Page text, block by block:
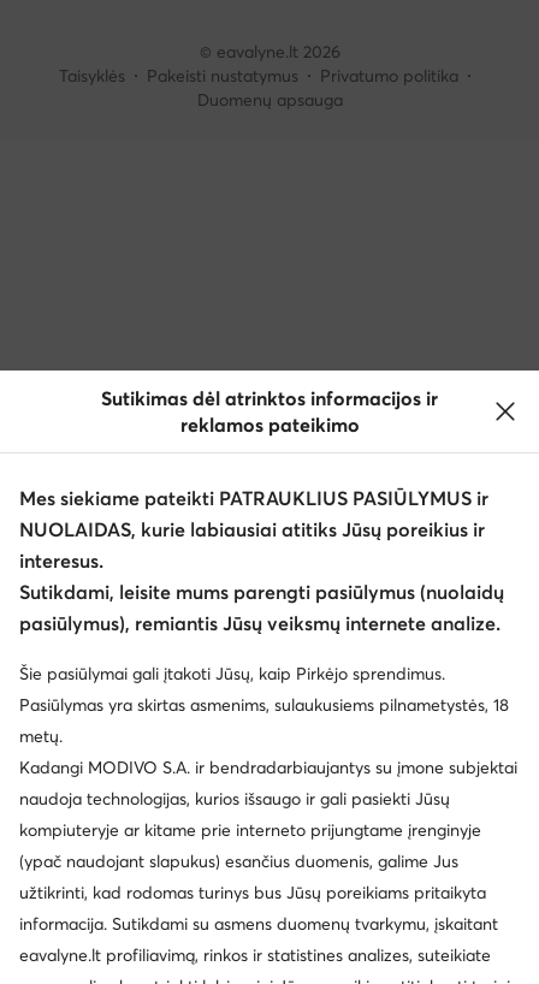
© eavalyne.lt 2026
Taisyklės
Pakeisti nustatymus
Privatumo politika
Duomenų apsauga
Sutikimas dėl atrinktos informacijos ir
reklamos pateikimo
Mes siekiame pateikti PATRAUKLIUS PASIŪLYMUS ir
NUOLAIDAS, kurie labiausiai atitiks Jūsų poreikius ir
interesus.
Sutikdami, leisite mums parengti pasiūlymus (nuolaidų
pasiūlymus), remiantis Jūsų veiksmų internete analize.
Šie pasiūlymai gali įtakoti Jūsų, kaip Pirkėjo sprendimus.
Pasiūlymas yra skirtas asmenims, sulaukusiems pilnametystės, 18
metų.
Kadangi MODIVO S.A. ir bendradarbiaujantys su įmone subjektai
naudoja technologijas, kurios išsaugo ir gali pasiekti Jūsų
kompiuteryje ar kitame prie interneto prijungtame įrenginyje
(ypač naudojant slapukus) esančius duomenis, galime Jus
užtikrinti, kad rodomas turinys bus Jūsų poreikiams pritaikyta
informacija. Sutikdami su asmens duomenų tvarkymu, įskaitant
eavalyne.lt profiliavimą, rinkos ir statistines analizes, suteikiate